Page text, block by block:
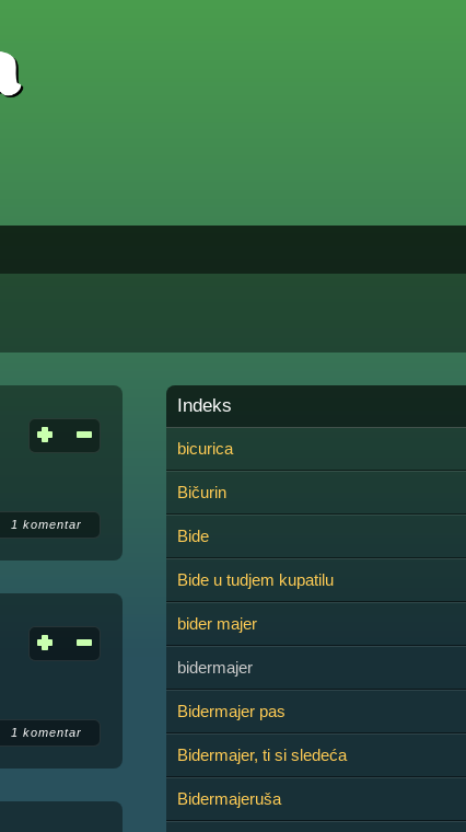
1 komentar
1 komentar
Indeks
bicurica
Bičurin
Bide
Bide u tudjem kupatilu
bider majer
bidermajer
Bidermajer pas
Bidermajer, ti si sledeća
Bidermajeruša